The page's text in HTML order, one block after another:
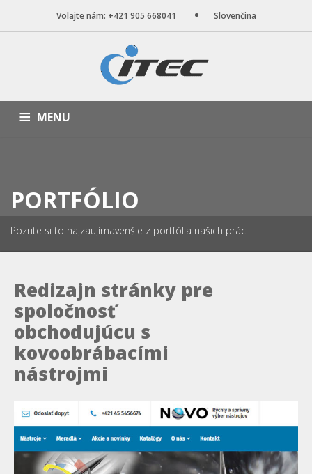
Volajte nám: +421 905 668041 Slovenčina
MENU
PORTFÓLIO
Pozrite si to najzaujímavenšie z portfólia našich prác
Redizajn stránky pre
spoločnosť
obchodujúcu s
kovoobrábacími
nástrojmi